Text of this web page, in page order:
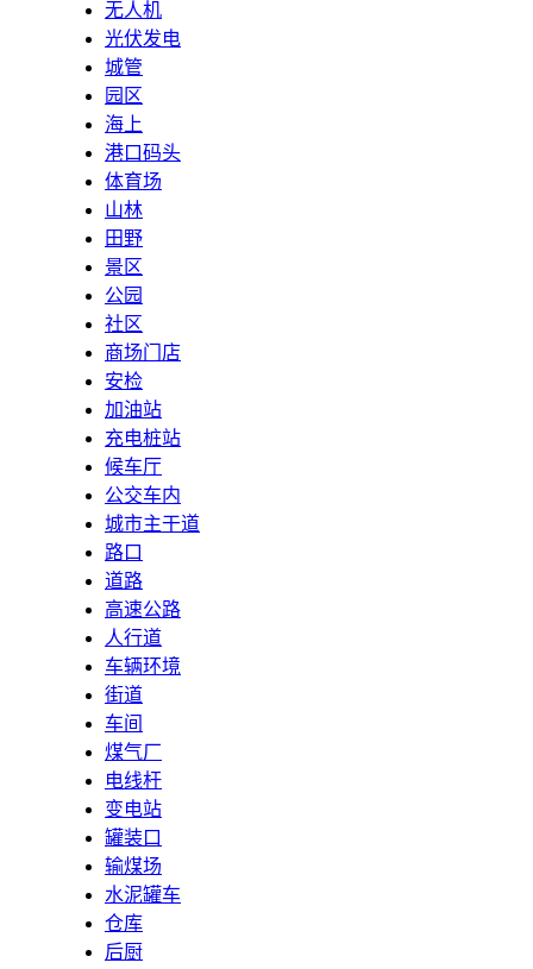
无人机
光伏发电
城管
园区
海上
港口码头
体育场
山林
田野
景区
公园
社区
商场门店
安检
加油站
充电桩站
候车厅
公交车内
城市主干道
路口
道路
高速公路
人行道
车辆环境
街道
车间
煤气厂
电线杆
变电站
罐装口
输煤场
水泥罐车
仓库
后厨